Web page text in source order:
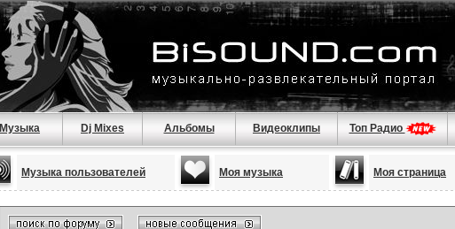
Музыка Dj Mixes Альбомы Видеоклипы Топ Радио
Музыка пользователей Моя музыка Моя страница